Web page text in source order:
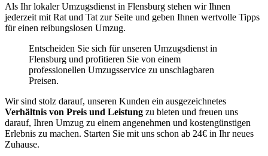
Als Ihr lokaler Umzugsdienst in Flensburg stehen wir Ihnen
jederzeit mit Rat und Tat zur Seite und geben Ihnen wertvolle Tipps
für einen reibungslosen Umzug.
Entscheiden Sie sich für unseren Umzugsdienst in
Flensburg und profitieren Sie von einem
professionellen Umzugsservice zu unschlagbaren
Preisen.
Wir sind stolz darauf, unseren Kunden ein ausgezeichnetes
Verhältnis von Preis und Leistung zu bieten und freuen uns
darauf, Ihren Umzug zu einem angenehmen und kostengünstigen
Erlebnis zu machen. Starten Sie mit uns schon ab 24€ in Ihr neues
Zuhause.